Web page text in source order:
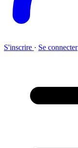
S'inscrire · Se connecter